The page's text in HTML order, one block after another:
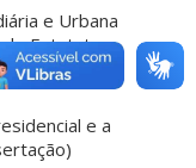
e Urbana
do Estatuto
em
e a